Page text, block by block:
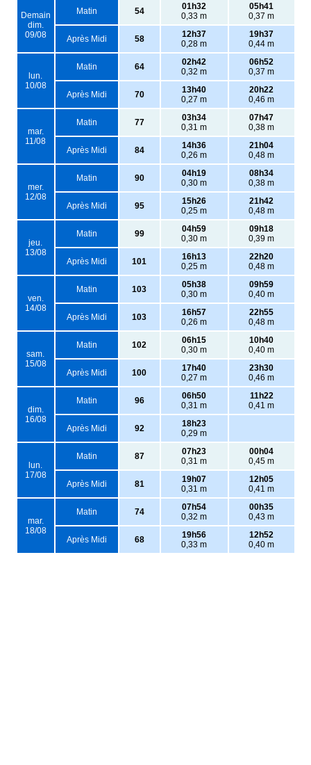
Demain
dim.
09/08
Matin 54
01h32
0,33 m
05h41
0,37 m
Après Midi 58
12h37
0,28 m
19h37
0,44 m
lun.
10/08
Matin 64
02h42
0,32 m
06h52
0,37 m
Après Midi 70
13h40
0,27 m
20h22
0,46 m
mar.
11/08
Matin 77
03h34
0,31 m
07h47
0,38 m
Après Midi 84
14h36
0,26 m
21h04
0,48 m
mer.
12/08
Matin 90
04h19
0,30 m
08h34
0,38 m
Après Midi 95
15h26
0,25 m
21h42
0,48 m
jeu.
13/08
Matin 99
04h59
0,30 m
09h18
0,39 m
Après Midi 101
16h13
0,25 m
22h20
0,48 m
ven.
14/08
Matin 103
05h38
0,30 m
09h59
0,40 m
Après Midi 103
16h57
0,26 m
22h55
0,48 m
sam.
15/08
Matin 102
06h15
0,30 m
10h40
0,40 m
Après Midi 100
17h40
0,27 m
23h30
0,46 m
dim.
16/08
Matin 96
06h50
0,31 m
11h22
0,41 m
Après Midi 92
18h23
0,29 m
lun.
17/08
Matin 87
07h23
0,31 m
00h04
0,45 m
Après Midi 81
19h07
0,31 m
12h05
0,41 m
mar.
18/08
Matin 74
07h54
0,32 m
00h35
0,43 m
Après Midi 68
19h56
0,33 m
12h52
0,40 m